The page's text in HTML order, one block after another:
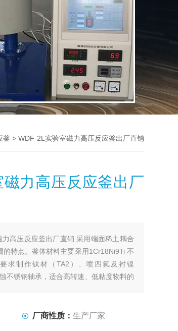
釜 > WDF-2L实验室磁力高压反应釜出厂直销
力高压反应釜出厂
高压反应釜出厂直销 采用端面稀土耦合
特点。釜体材料主要采用1Cr18Ni9Ti 不
求制作钛材（TA2）、喷四氟及衬镍
不锈钢轴承，适合高转速、低粘度物料的
厂商性质：生产厂家